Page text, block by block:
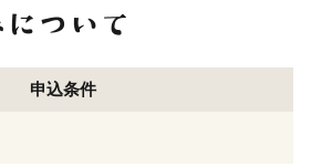
申込条件